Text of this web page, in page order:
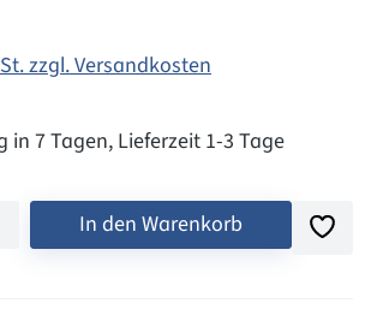
zzgl. Versandkosten
in 7 Tagen, Lieferzeit 1-3 Tage
In den Warenkorb